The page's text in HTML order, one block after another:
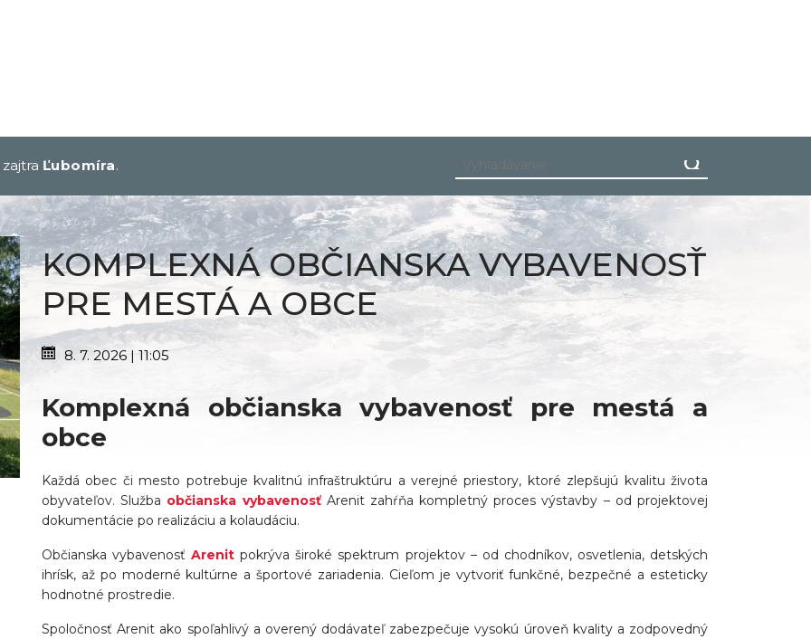
zajtra Ľubomíra.
KOMPLEXNÁ OBČIANSKA VYBAVENOSŤ
PRE MESTÁ A OBCE
8. 7. 2026 | 11:05
Komplexná občianska vybavenosť pre mestá a
obce
Každá obec či mesto potrebuje kvalitnú infraštruktúru a verejné priestory, ktoré zlepšujú kvalitu života
obyvateľov. Služba občianska vybavenosťArenit zahŕňa kompletný proces výstavby – od projektovej
dokumentácie po realizáciu a kolaudáciu.
Občianska vybavenosťArenitpokrýva široké spektrum projektov – od chodníkov, osvetlenia, detských
ihrísk, až po moderné kultúrne a športové zariadenia. Cieľom je vytvoriť funkčné, bezpečné a esteticky
hodnotné prostredie.
Spoločnosť Arenit ako spoľahlivý a overený dodávateľ zabezpečuje vysokú úroveň kvality a zodpovedný